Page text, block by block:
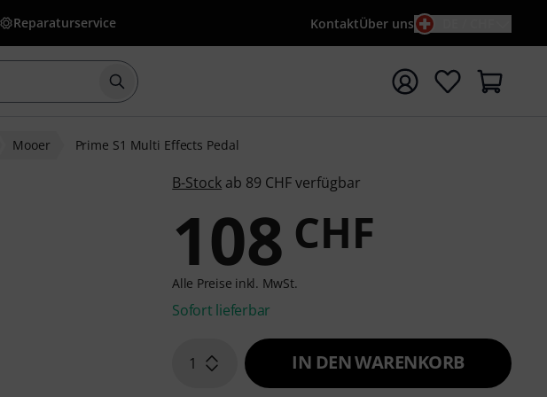
Reparaturservice KontaktÜber uns
Suche mit Suchwort {searchTerm} starten
Mooer Prime S1 Multi Effects Pedal
B-Stock ab 89 CHF verfügbar
108 CHF
Alle Preise inkl. MwSt.
Sofort lieferbar
1 IN DEN WARENKORB